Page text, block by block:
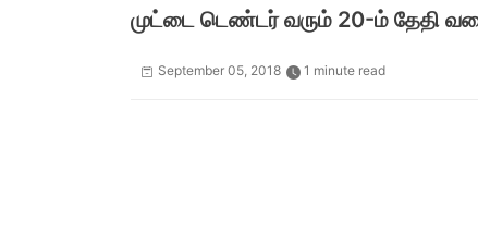
முட்டை டெண்டர் வரும் 20-ம் தேதி
September 05, 2018 1 minute read